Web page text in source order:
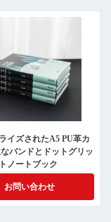
イズされたA5 PU革カ
バンドとドットグリッ
ノートブック
お問い合わせ